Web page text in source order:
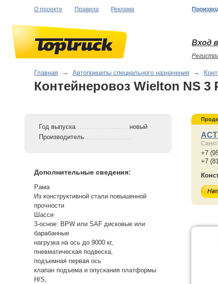
О проекте Правила Реклама
Вход
Главная → Автоприцепы специального назначения →
Контейнеровоз Wielton NS 3
Год выпуска
новый
Производитель
Дополнительные сведения:
Рама
Из конструктивной стали повышенной
прочности
Шасси
3-осное: BPW или SAF дисковые или
барабанные
нагрузка на ось до 9000 кг,
пневматическая подвеска,
подъемная первая ось
клапан подъема и опускания платформы
H/S,
АСТ
+7
+7